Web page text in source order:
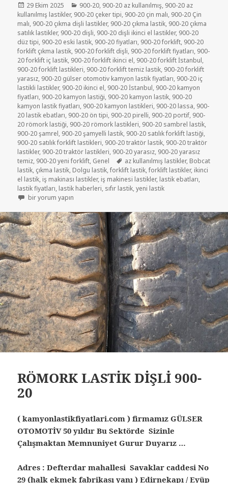
Yayın
tarihi
29 Ekim 2025 Kategoriler
900-20, 900-20 az kullanılmış, 900-20 az
kullanılmış lastikler, 900-20 çeker tipi, 900-20 çin malı, 900-20 Çin
malı, 900-20 çıkma dişli lastikler, 900-20 çıkma lastik, 900-20 çıkma
satılık lastikler, 900-20 dişli, 900-20 dişli ikinci el lastikler, 900-20
düz tipi, 900-20 eski lastik, 900-20 fiyatları, 900-20 forklift, 900-20
forklift çıkma lastik, 900-20 forklift dişli, 900-20 forklift fiyatları, 900-
20 forklift iç lastik, 900-20 forklift ikinci el, 900-20 forklift İstanbul,
900-20 forklift lastikleri, 900-20 forklift temiz lastik, 900-20 forklift
yarasız, 900-20 gülser otomotiv kamyon lastik fiyatları, 900-20 iç
lastikli lastikler, 900-20 ikinci el, 900-20 İstanbul, 900-20 kamyon
fiyatları, 900-20 kamyon lastiği, 900-20 kamyon lastik, 900-20
kamyon lastik fiyatları, 900-20 kamyon lastikleri, 900-20 lassa, 900-
20 lastik ebatları, 900-20 ön tipi, 900-20 pirelli, 900-20 portif, 900-
20 römork lastiği, 900-20 römork lastikleri, 900-20 sambrel lastik,
900-20 şamrel, 900-20 şamyelli lastik, 900-20 satılık forklift lastiği,
900-20 satılık forklift lastikleri, 900-20 traktör lastik, 900-20 traktör
lastikler, 900-20 traktör lastikleri, 900-20 yarasız, 900-20 yarasız
temiz, 900-20 yeni forklift, Genel Etiketler
az kullanılmış lastikler, Bobcat
lastik, çıkma lastik, Dolgu lastik,forklift lastik,forklift lastikler, ikinci
el lastik, iş makinası lastikler, iş makinesi lastikler, lastik ebatları,
lastik fiyatları, lastik haberleri, sıfır lastik,yeni lastik
FORKLİFT 900-20 İŞ MAKİNE LASTİK için
bir yorum yapın
RÖMORK LASTİK DİŞLİ 900-
20
( kamyonlastikfiyatlari.com ) firmamız GÜLSER
OTOMOTİV 50 yıldır Bu Sektörde Sizinle
Çalışmaktan Memnuniyet Gurur Duyarız …
Adres : Defterdar mahallesi Savaklar caddesi No
29 (halk ekmek fabrikası yanı ) Edirnekapı / Eyüp